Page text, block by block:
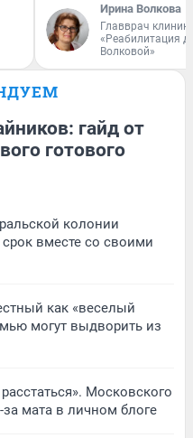
Ирина Волкова
Главврач
«Реабилитация
Волковой»
гайд от
готового
колонии
вместе со своими
как «веселый
могут выдворить из
Московского
мата в личном блоге